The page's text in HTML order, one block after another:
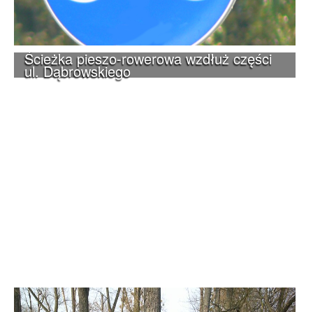
Ścieżka pieszo-rowerowa wzdłuż części
ul. Dąbrowskiego